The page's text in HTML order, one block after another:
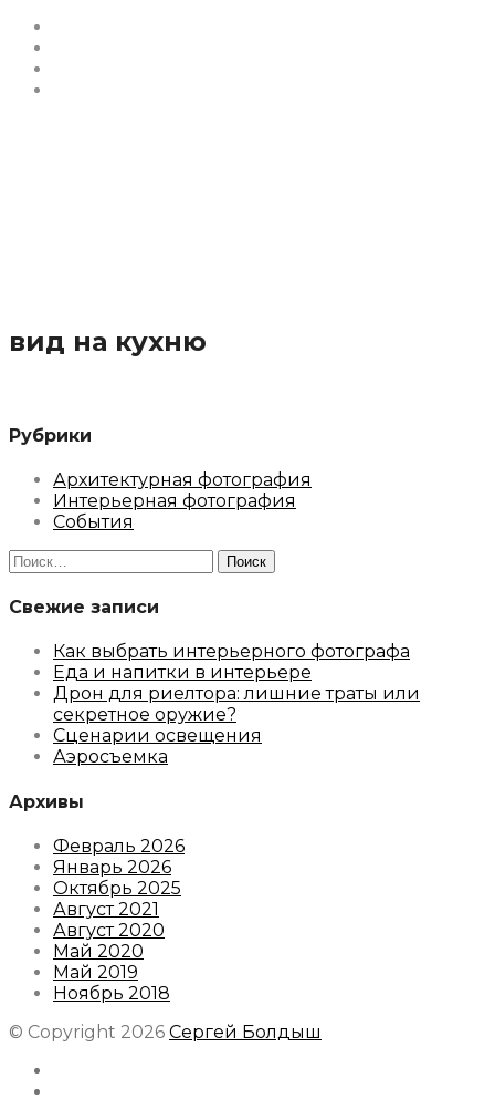
вид на кухню
Рубрики
Архитектурная фотография
Интерьерная фотография
События
Найти:
Свежие записи
Как выбрать интерьерного фотографа
Еда и напитки в интерьере
Дрон для риелтора: лишние траты или
секретное оружие?
Сценарии освещения
Аэросъемка
Архивы
Февраль 2026
Январь 2026
Октябрь 2025
Август 2021
Август 2020
Май 2020
Май 2019
Ноябрь 2018
© Copyright 2026 Сергей Болдыш